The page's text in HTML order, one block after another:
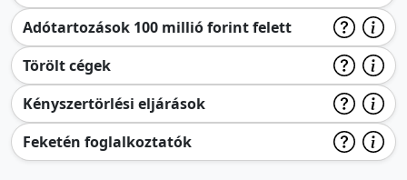
Adótartozások 100 millió forint felett
Törölt cégek
Kényszertörlési eljárások
Feketén foglalkoztatók